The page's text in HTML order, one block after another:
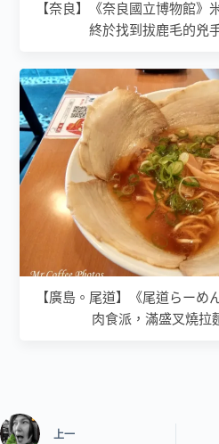
【奈良】《奈良國立博物館》
終於找到拔鹿毛的兇
【廣島。尾道】《尾道らーめ
肉食派，滿盛叉燒拉
上一